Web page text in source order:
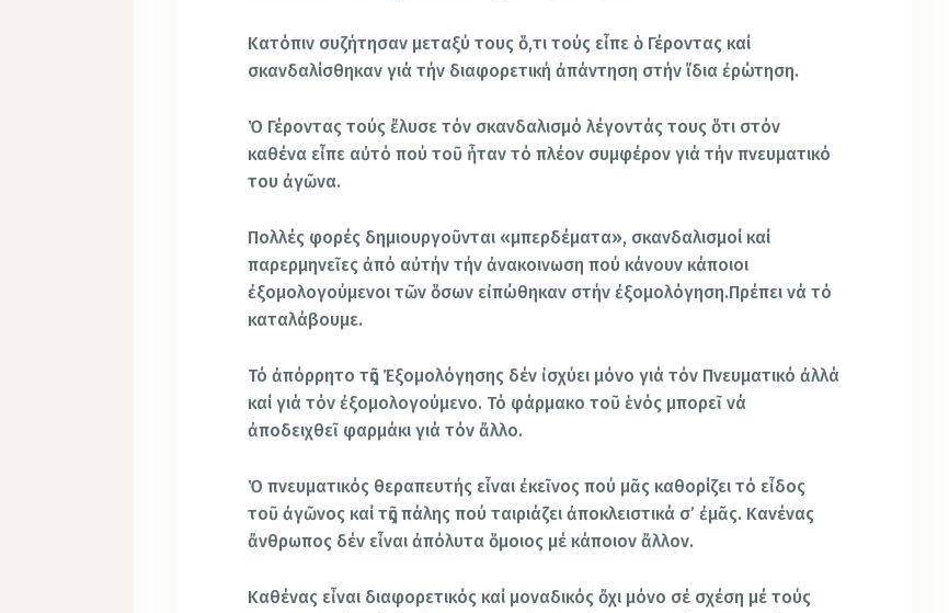
Κατόπιν συζήτησαν μεταξύ τους ὅ,τι τούς εἶπε ὁ Γέροντας καί
σκανδαλίσθηκαν γιά τήν διαφορετική ἀπάντηση στήν ἴδια ἐρώτηση.
Ὁ Γέροντας τούς ἔλυσε τόν σκανδαλισμό λέγοντάς τους ὅτι στόν
καθένα εἶπε αὐτό πού τοῦ ἦταν τό πλέον συμφέρον γιά τήν πνευματικό
του ἀγῶνα.
Πολλές φορές δημιουργοῦνται «μπερδέματα», σκανδαλισμοί καί
παρερμηνεῖες ἀπό αὐτήν τήν ἀνακοινωση πού κάνουν κάποιοι
ἐξομολογούμενοι τῶν ὅσων εἰπώθηκαν στήν ἐξομολόγηση.Πρέπει νά τό
καταλάβουμε.
Τό ἀπόρρητο τῆς Ἐξομολόγησης δέν ἰσχύει μόνο γιά τόν Πνευματικό ἀλλά
καί γιά τόν ἐξομολογούμενο. Τό φάρμακο τοῦ ἑνός μπορεῖ νά
ἀποδειχθεῖ φαρμάκι γιά τόν ἄλλο.
Ὁ πνευματικός θεραπευτής εἶναι ἐκεῖνος πού μᾶς καθορίζει τό εἶδος
τοῦ ἀγῶνος καί τῆς πάλης πού ταιριάζει ἀποκλειστικά σ’ ἐμᾶς. Κανένας
ἄνθρωπος δέν εἶναι ἀπόλυτα ὅμοιος μέ κάποιον ἄλλον.
Καθένας εἶναι διαφορετικός καί μοναδικός ὄχι μόνο σέ σχέση μέ τούς